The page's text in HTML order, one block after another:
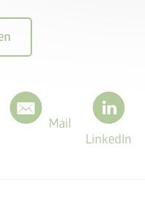
Mail
LinkedIn